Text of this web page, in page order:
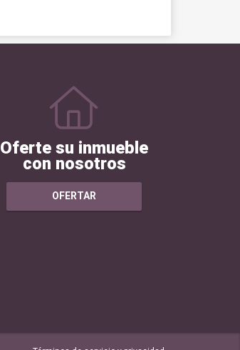
Oferte su inmueble
con nosotros
OFERTAR